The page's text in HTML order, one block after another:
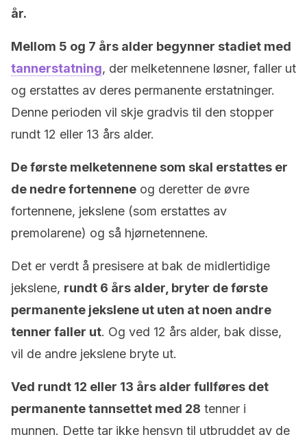
år.
Mellom 5 og 7 års alder begynner stadiet med
tannerstatning, der melketennene løsner, faller ut
og erstattes av deres permanente erstatninger.
Denne perioden vil skje gradvis til den stopper
rundt 12 eller 13 års alder.
De første melketennene som skal erstattes er
de nedre fortennene og deretter de øvre
fortennene, jekslene (som erstattes av
premolarene) og så hjørnetennene.
Det er verdt å presisere at bak de midlertidige
jekslene, rundt 6 års alder, bryter de første
permanente jekslene ut uten at noen andre
tenner faller ut. Og ved 12 års alder, bak disse,
vil de andre jekslene bryte ut.
Ved rundt 12 eller 13 års alder fullføres det
permanente tannsettet med 28 tenner i
munnen. Dette tar ikke hensyn til utbruddet av de